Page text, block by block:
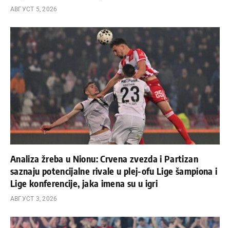
АВГУСТ 5, 2026
Analiza žreba u Nionu: Crvena zvezda i Partizan
saznaju potencijalne rivale u plej-ofu Lige šampiona i
Lige konferencije, jaka imena su u igri
АВГУСТ 3, 2026